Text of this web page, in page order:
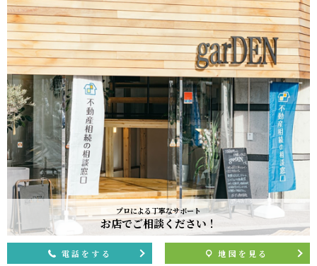
当社は、不動産についてのサービスをお客さまにご利用いただくにあた
り、各種の申込みの受付、訪問、提案、見積、各種の工事やサービス提供
等の機会に、当社が直接あるいは協力会社又は業務委託先等を通じて、お
客さまの個人情報（お客さまの電子メールアドレス、氏名、住所、電話番
号等）を取得いたしますが、これらの個人情報は下記の目的に利用させて
いただきます。
(1) 不動産についてのサービスの提供
(2) 不動産についてのサービスのアフターサービスの提供
(3) 不動産についてのサービスのお知らせ・ＰＲ、調査・データ集積、研
究開発
(4) ウェブサイトシステム管理会社（以下「サイト管理会社」といいま
す。）への提供。
(5) その他上記(1)から(4)に附随する業務の実施
なお、当社は、サイト管理会社が提供するサービス改善に必要な範囲で、
お客様の個人データをサイト管理会社に提供します。
このように提供された個人データにつきましては、サイト管理会社におい
て管理されることとなります。
サイト管理会社は、そのサービスの改善・向上を目指すことに加え、メー
プロによる丁寧なサポート
お店でご相談ください！
電話をする 地図を見る